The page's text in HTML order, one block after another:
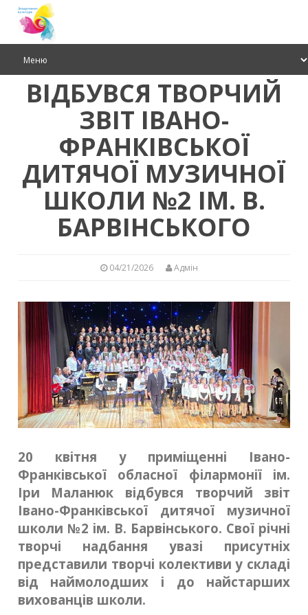
ВІДБУВСЯ ТВОРЧИЙ
ЗВІТ ІВАНО-
ФРАНКІВСЬКОЇ
ДИТЯЧОЇ МУЗИЧНОЇ
ШКОЛИ №2 ІМ. В.
БАРВІНСЬКОГО
04/21/2026 Адмін
20 квітня у приміщенні Івано-
Франківської обласної філармонії ім.
Іри Маланюк відбувся творчий звіт
Івано-Франківської дитячої музичної
школи №2 ім. В. Барвінського. Свої річні
творчі надбання увазі присутніх
представили творчі колективи у складі
від наймолодших і до найстарших
вихованців школи.